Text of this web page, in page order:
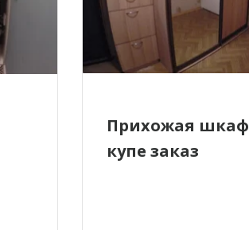
Прихожая шкаф
купе заказ